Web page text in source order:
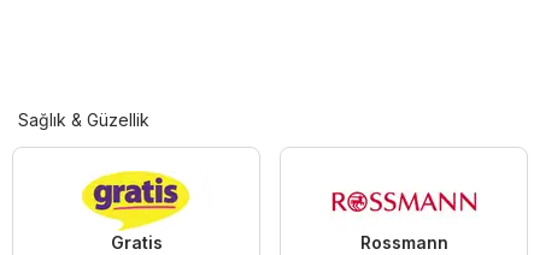
Sağlık & Güzellik
Gratis Rossmann